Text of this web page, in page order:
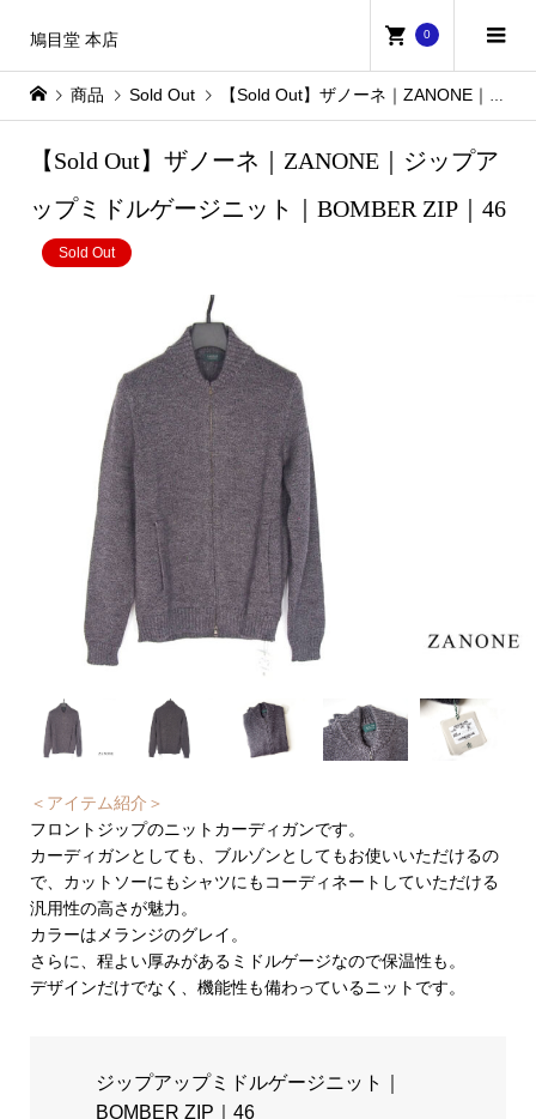
鳩目堂 本店 0
商品 Sold Out 【Sold Out】ザノーネ｜ZANONE｜ジップアップミドルゲージニット｜BOMBER ZIP｜46
【Sold Out】ザノーネ｜ZANONE｜ジップア
ップミドルゲージニット｜BOMBER ZIP｜46
Sold Out
＜アイテム紹介＞
フロントジップのニットカーディガンです。
カーディガンとしても、ブルゾンとしてもお使いいただけるの
で、カットソーにもシャツにもコーディネートしていただける
汎用性の高さが魅力。
カラーはメランジのグレイ。
さらに、程よい厚みがあるミドルゲージなので保温性も。
デザインだけでなく、機能性も備わっているニットです。
ジップアップミドルゲージニット｜
BOMBER ZIP｜46